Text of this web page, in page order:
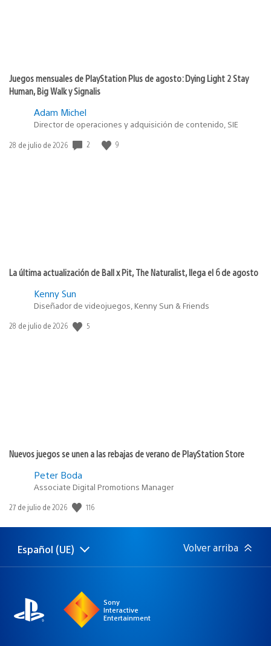
Juegos mensuales de PlayStation Plus de agosto: Dying Light 2 Stay
Human, Big Walk y Signalis
Adam Michel
Director de operaciones y adquisición de contenido, SIE
Fecha
28 de julio de 2026 2 9
La última actualización de Ball x Pit, The Naturalist, llega el 6 de agosto
Kenny Sun
Diseñador de videojuegos, Kenny Sun & Friends
Fecha
28 de julio de 2026 5
Nuevos juegos se unen a las rebajas de verano de PlayStation Store
Peter Boda
Associate Digital Promotions Manager
Fecha
publicación:
27 de julio de 2026 116
Selecciona
Región
Español (UE) Volver arriba
Sony
Interactive
Entertainment